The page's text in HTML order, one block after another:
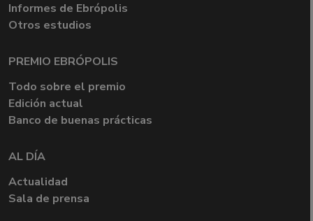
Informes de Ebrópolis
Otros estudios
PREMIO EBRÓPOLIS
Todo sobre el premio
Edición actual
Banco de buenas prácticas
AL DÍA
Actualidad
Sala de prensa